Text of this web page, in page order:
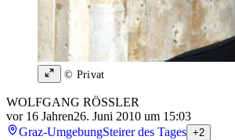
© Privat
WOLFGANG RÖSSLER
vor 16 Jahren26. Juni 2010 um 15:03
Graz-UmgebungSteirer des Tages +2